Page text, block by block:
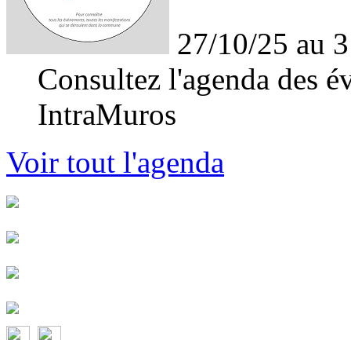
27/10/25 au
Consultez l'agenda des
IntraMuros
Voir tout l'agenda